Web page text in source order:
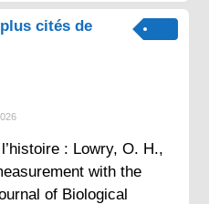
cités de
: Lowry, O. H.,
with the
of Biological